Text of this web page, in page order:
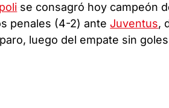
se consagró hoy campeón
penales (4-2) anteJuventus,
luego del empate sin